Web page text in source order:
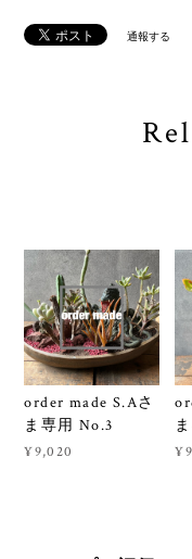
通報する
order made S.Aさ
ま専用 No.3
¥9,020